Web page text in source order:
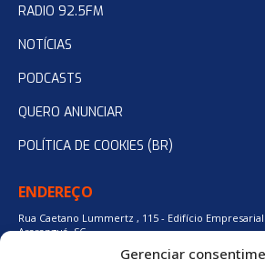
Gerenciar
RADIO 92.5FM
NOTÍCIAS
PODCASTS
QUERO ANUNCIAR
POLÍTICA DE COOKIES (BR)
ENDEREÇO
Rua Caetano Lummertz , 115 - Edifício
Araranguá, SC.